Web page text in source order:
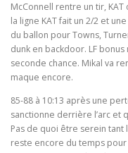
McConnell rentre un tir,
la ligne KAT fait un 2/2 et
du ballon pour Towns,
dunk en backdoor. LF
seconde chance. Mikal va
maque encore.
85-88 à 10:13 après une
sanctionne derrière l’arc et
Pas de quoi être serein tant
reste encore du temps